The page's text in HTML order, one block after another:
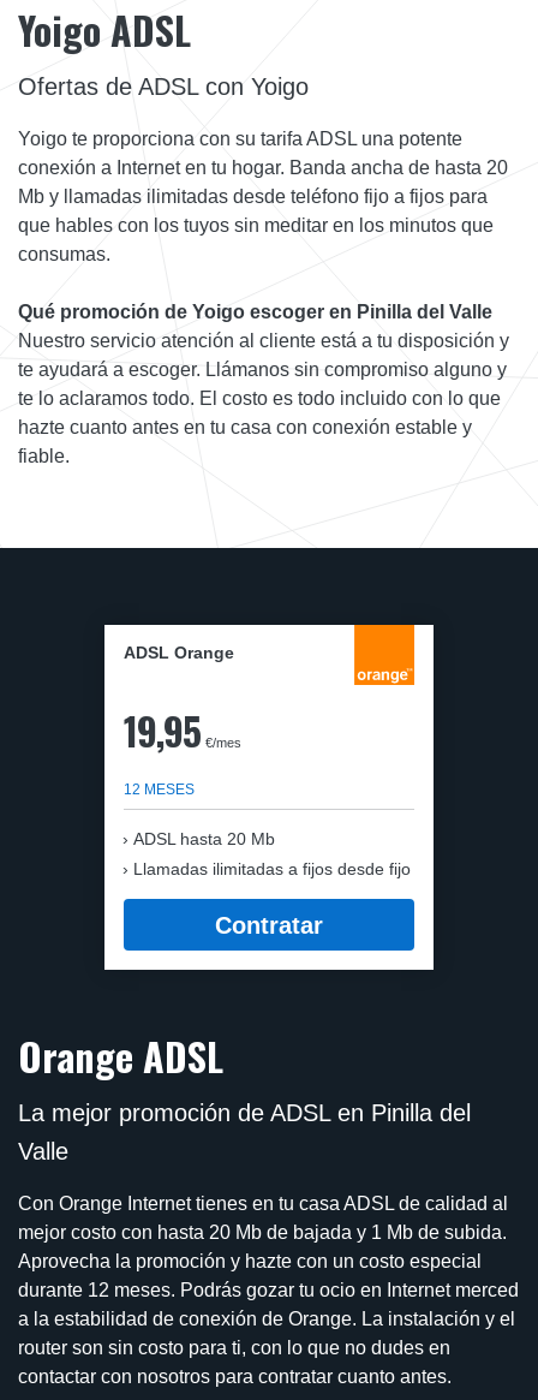
Yoigo ADSL
Ofertas de ADSL con Yoigo
Yoigo te proporciona con su tarifa ADSL una potente
conexión a Internet en tu hogar. Banda ancha de hasta 20
Mb y llamadas ilimitadas desde teléfono fijo a fijos para
que hables con los tuyos sin meditar en los minutos que
consumas.
Qué promoción de Yoigo escoger en Pinilla del Valle
Nuestro servicio atención al cliente está a tu disposición y
te ayudará a escoger. Llámanos sin compromiso alguno y
te lo aclaramos todo. El costo es todo incluido con lo que
hazte cuanto antes en tu casa con conexión estable y
fiable.
ADSL Orange
19,95 €/mes
12 MESES
ADSL hasta 20 Mb
Llamadas ilimitadas a fijos desde fijo
Contratar
Orange ADSL
La mejor promoción de ADSL en Pinilla del
Valle
Con Orange Internet tienes en tu casa ADSL de calidad al
mejor costo con hasta 20 Mb de bajada y 1 Mb de subida.
Aprovecha la promoción y hazte con un costo especial
durante 12 meses. Podrás gozar tu ocio en Internet merced
a la estabilidad de conexión de Orange. La instalación y el
router son sin costo para ti, con lo que no dudes en
contactar con nosotros para contratar cuanto antes.